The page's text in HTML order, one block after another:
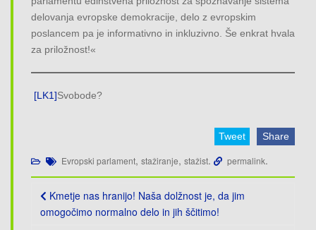
delovanja evropske demokracije, delo z evropskim
poslancem pa je informativno in inkluzivno. Še enkrat hvala
za priložnost!«
[LK1]Svobode?
Tweet Share
Evropski parlament, stažiranje, stažist. permalink.
Post
navigation
Kmetje nas hranijo! Naša dolžnost je, da jim
omogočimo normalno delo in jih ščitimo!